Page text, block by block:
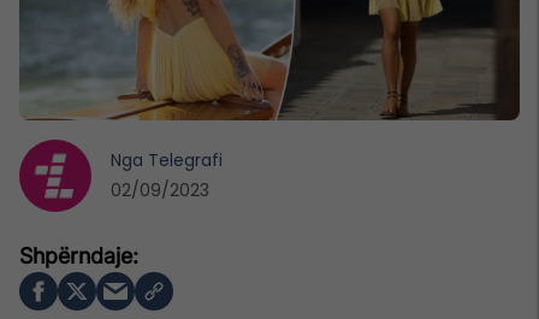
Nga Telegrafi
02/09/2023